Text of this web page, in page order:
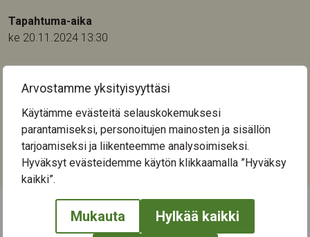
Arvostamme yksityisyyttäsi
Käytämme evästeitä selauskokemuksesi
parantamiseksi, personoitujen mainosten ja sisällön
tarjoamiseksi ja liikenteemme analysoimiseksi.
Hyväksyt evästeidemme käytön klikkaamalla ”Hyväksy
kaikki”.
Mukauta Hylkää kaikki
Tapahtuma-aika
ke 20.11.2024 13:30
Keinupuistokeskus
33720 Tampere
Kategoriat:
Kulttuuri
← Näytä kaikki tapahtumat